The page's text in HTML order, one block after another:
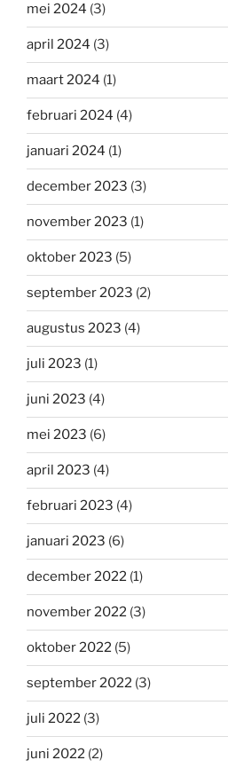
mei 2024 (3)
april 2024 (3)
maart 2024 (1)
februari 2024 (4)
januari 2024 (1)
december 2023 (3)
november 2023 (1)
oktober 2023 (5)
september 2023 (2)
augustus 2023 (4)
juli 2023 (1)
juni 2023 (4)
mei 2023 (6)
april 2023 (4)
februari 2023 (4)
januari 2023 (6)
december 2022 (1)
november 2022 (3)
oktober 2022 (5)
september 2022 (3)
juli 2022 (3)
juni 2022 (2)